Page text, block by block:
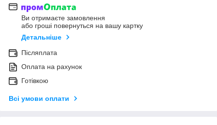
Ви отримаєте замовлення
або гроші повернуться на вашу картку
Детальніше
Післяплата
Оплата на рахунок
Готівкою
Всі умови оплати